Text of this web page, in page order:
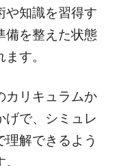
や知識を習得す
備を整えた状態
す。
リキュラムか
げで、シミュレ
解できるよう